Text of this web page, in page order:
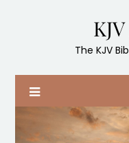
The KJV